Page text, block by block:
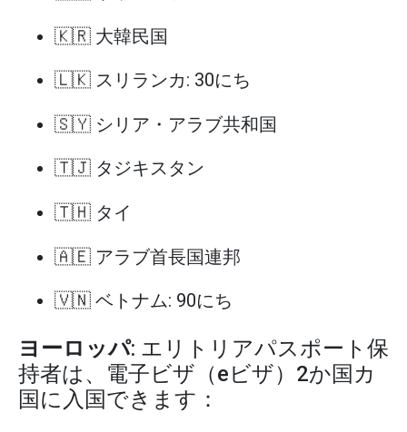
🇰🇷 大韓民国
🇱🇰 スリランカ: 30にち
🇸🇾 シリア・アラブ共和国
🇹🇯 タジキスタン
🇹🇭 タイ
🇦🇪 アラブ首長国連邦
🇻🇳 ベトナム: 90にち
ヨーロッパ: エリトリアパスポート保
持者は、電子ビザ（eビザ）2か国カ
国に入国できます：